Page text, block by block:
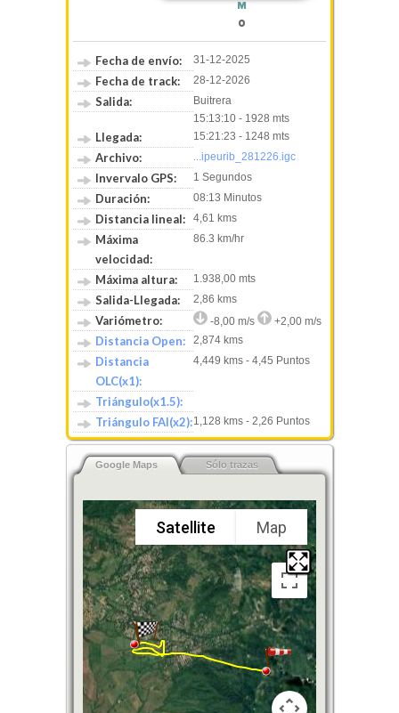
M
0
Fecha de envío: 31-12-2025
Fecha de track: 28-12-2026
Salida:
Buitrera
15:13:10 - 1928 mts
Llegada: 15:21:23 - 1248 mts
Archivo: ...ipeurib_281226.igc
Invervalo GPS: 1 Segundos
Duración: 08:13 Minutos
Distancia lineal: 4,61 kms
Máxima
velocidad:
86.3 km/hr
Máxima altura: 1.938,00 mts
Salida-Llegada: 2,86 kms
Variómetro: -8,00 m/s +2,00 m/s
Distancia Open: 2,874 kms
Distancia
OLC(x1):
4,449 kms - 4,45 Puntos
Triángulo(x1.5):
Triángulo FAI(x2):1,128 kms - 2,26 Puntos
Google Maps Sólo trazas
Satellite Map